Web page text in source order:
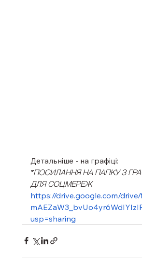
Детальніше - на графіці:
*ПОСИЛАННЯ НА ПАПКУ З
ДЛЯ СОЦМЕРЕЖ
https://drive.google.com/
usp=sharing